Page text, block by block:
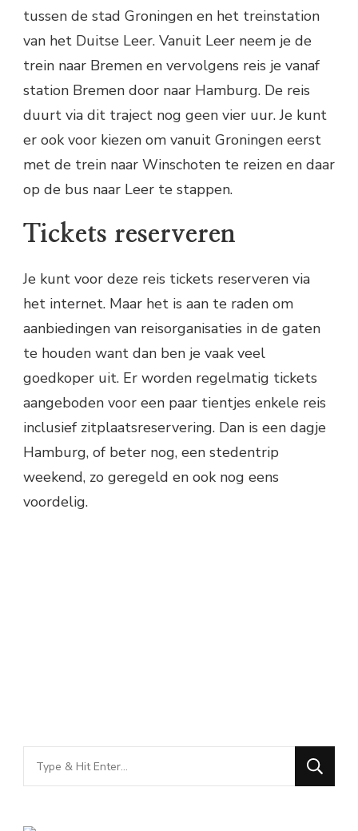
tussen de stad Groningen en het treinstation
van het Duitse Leer. Vanuit Leer neem je de
trein naar Bremen en vervolgens reis je vanaf
station Bremen door naar Hamburg. De reis
duurt via dit traject nog geen vier uur. Je kunt
er ook voor kiezen om vanuit Groningen eerst
met de trein naar Winschoten te reizen en daar
op de bus naar Leer te stappen.
Tickets reserveren
Je kunt voor deze reis tickets reserveren via
het internet. Maar het is aan te raden om
aanbiedingen van reisorganisaties in de gaten
te houden want dan ben je vaak veel
goedkoper uit. Er worden regelmatig tickets
aangeboden voor een paar tientjes enkele reis
inclusief zitplaatsreservering. Dan is een dagje
Hamburg, of beter nog, een stedentrip
weekend, zo geregeld en ook nog eens
voordelig.
Looking
for